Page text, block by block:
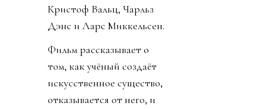
Кристоф Вальц, Чарльз
Дэнс и Ларс Миккельсен.
Фильм рассказывает о
том, как учёный создаёт
искусственное существо,
отказывается от него, и